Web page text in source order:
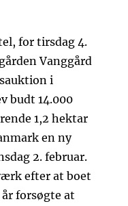
for tirsdag 4.
Vanggård
i
budt 14.000
1,2 hektar
en ny
2. februar.
efter at boet
forsøgte at